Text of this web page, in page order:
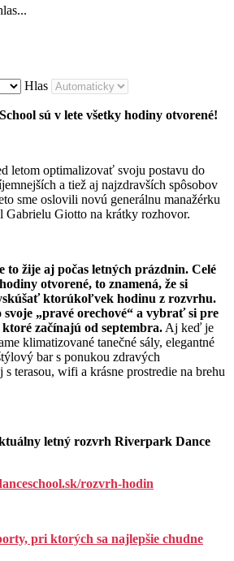
Hlas
sú v lete všetky hodiny otvorené!
letom optimalizovať svoju postavu do
a tiež aj najzdravších spôsobov
sme oslovili novú generálnu manažérku
Gabrielu Giotto na krátky rozhovor.
to žije aj počas letných prázdnin. Celé
otvorené, to znamená, že si
ktorúkoľvek hodinu z rozvrhu.
„pravé orechové“ a vybrať si pre
začínajú od septembra.Aj keď je
klimatizované tanečné sály, elegantné
bar s ponukou zdravých
terasou, wifi a krásne prostredie na brehu
letný rozvrh Riverpark Dance
rozvrh-hodin
pri ktorých sa najlepšie chudne